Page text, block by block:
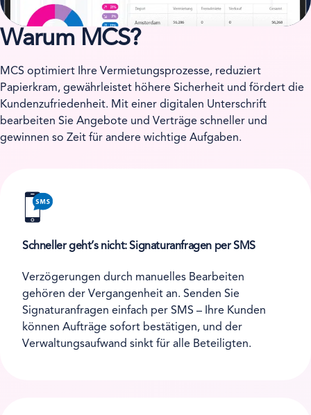
Warum MCS?
MCS optimiert Ihre Vermietungsprozesse, reduziert
Papierkram, gewährleistet höhere Sicherheit und fördert die
Kundenzufriedenheit. Mit einer digitalen Unterschrift
bearbeiten Sie Angebote und Verträge schneller und
gewinnen so Zeit für andere wichtige Aufgaben.
Schneller geht’s nicht: Signaturanfragen per SMS
Verzögerungen durch manuelles Bearbeiten
gehören der Vergangenheit an. Senden Sie
Signaturanfragen einfach per SMS – Ihre Kunden
können Aufträge sofort bestätigen, und der
Verwaltungsaufwand sinkt für alle Beteiligten.